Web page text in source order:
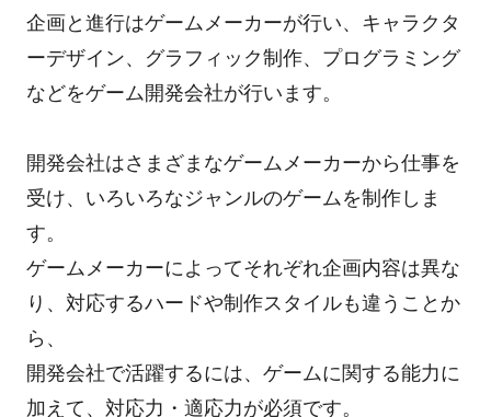
企画と進行はゲームメーカーが行い、キャラクタ
ーデザイン、グラフィック制作、プログラミング
などをゲーム開発会社が行います。
開発会社はさまざまなゲームメーカーから仕事を
受け、いろいろなジャンルのゲームを制作しま
す。
ゲームメーカーによってそれぞれ企画内容は異な
り、対応するハードや制作スタイルも違うことか
ら、
開発会社で活躍するには、ゲームに関する能力に
加えて、対応力・適応力が必須です。